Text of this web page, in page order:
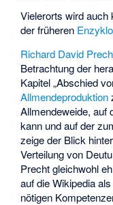
Vielerorts wird auch
der früheren
Richard David
Betrachtung der
Kapitel „Abschied
Allmendeproduktion
Allmendeweide, auf
kann und auf der
zeige der Blick
Verteilung von
Precht gleichwohl
auf die Wikipedia
nötigen